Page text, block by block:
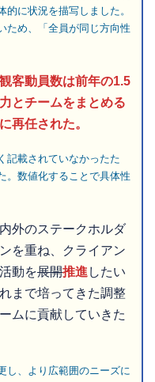
に状況を描写しました。
ため、「全員が同じ方向性
客動員数は前年の1.5
とチームをまとめる
再任された。
記載されていなかったた
。数値化することで具体性
外のステークホルダ
を重ね、クライアン
動を展開推進 したい
まで培ってきた調整
ムに貢献していきた
し、より広範囲のニーズに